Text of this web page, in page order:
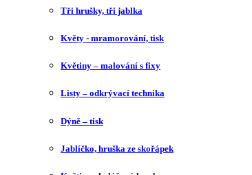
Tři hrušky, tři jablka
Květy - mramorování, tisk
Květiny – malování s fixy
Listy – odkrývací technika
Dýně – tisk
Jablíčko, hruška ze skořápek